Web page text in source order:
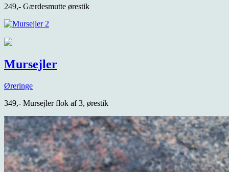
249,- Gærdesmutte ørestik
Mursejler
Øreringe
349,- Mursejler flok af 3, ørestik